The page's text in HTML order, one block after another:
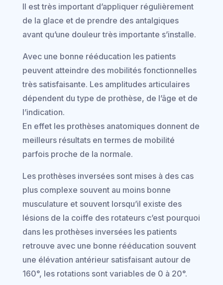
Il est très important d’appliquer régulièrement
de la glace et de prendre des antalgiques
avant qu’une douleur très importante s’installe.
Avec une bonne rééducation les patients
peuvent atteindre des mobilités fonctionnelles
très satisfaisante. Les amplitudes articulaires
dépendent du type de prothèse, de l’âge et de
l’indication.
En effet les prothèses anatomiques donnent de
meilleurs résultats en termes de mobilité
parfois proche de la normale.
Les prothèses inversées sont mises à des cas
plus complexe souvent au moins bonne
musculature et souvent lorsqu’il existe des
lésions de la coiffe des rotateurs c’est pourquoi
dans les prothèses inversées les patients
retrouve avec une bonne rééducation souvent
une élévation antérieur satisfaisant autour de
160°, les rotations sont variables de 0 à 20°.